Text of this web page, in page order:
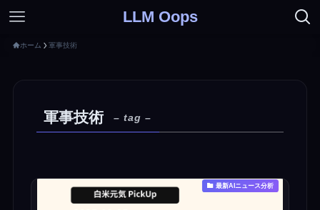
LLM Oops
ホーム 軍事技術
軍事技術 – tag –
最新AIニュース分析